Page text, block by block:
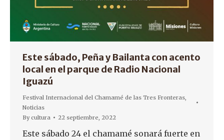
Este sábado, Peña y Bailanta con acento
local en el parque de Radio Nacional
Iguazú
Festival Internacional del Chamamé de las Tres Fronteras,
Noticias
Bycultura 22 septiembre, 2022
Este sábado 24 el chamamé sonará fuerte en